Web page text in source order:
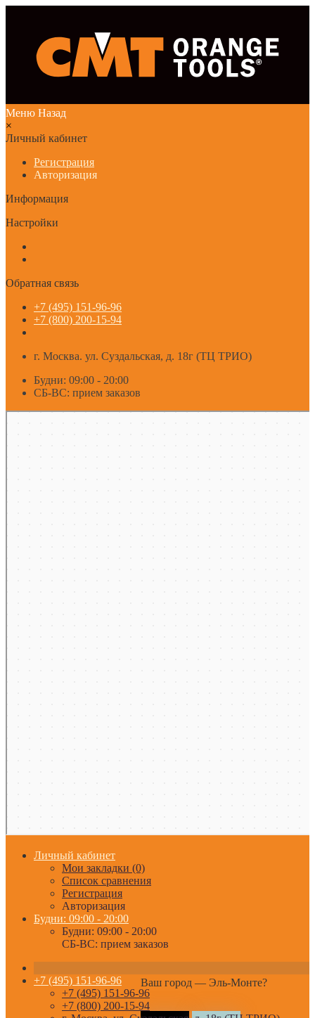
Меню Назад
×
Личный кабинет
Регистрация
Авторизация
Информация
Настройки
Обратная связь
+7 (495) 151-96-96
+7 (800) 200-15-94
г. Москва. ул. Суздальская, д. 18г (ТЦ ТРИО)
Будни: 09:00 - 20:00
СБ-ВС: прием заказов
Личный кабинет
Мои закладки (0)
Список сравнения
Регистрация
Авторизация
Будни: 09:00 - 20:00
Будни: 09:00 - 20:00
СБ-ВС: прием заказов
Ваш город — Эль-Монте?
+7 (495) 151-96-96
+7 (495) 151-96-96
+7 (800) 200-15-94